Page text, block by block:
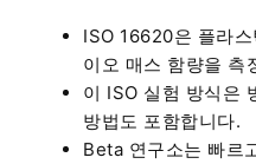
ISO 16620은 플라
이오 매스 함량을 측
이 ISO 실험 방식은
방법도 포함합니다.
Beta 연구소는 빠르